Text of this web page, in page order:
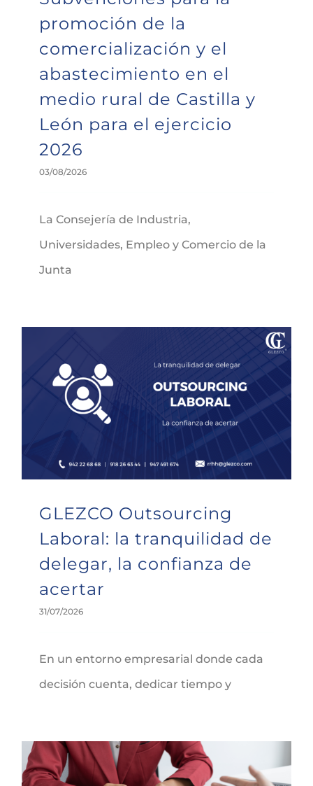
promoción de la
comercialización y el
abastecimiento en el
medio rural de Castilla y
León para el ejercicio
2026
03/08/2026
La Consejería de Industria,
Universidades, Empleo y Comercio de la
Junta
GLEZCO Outsourcing
Laboral: la tranquilidad de
delegar, la confianza de
acertar
31/07/2026
En un entorno empresarial donde cada
decisión cuenta, dedicar tiempo y